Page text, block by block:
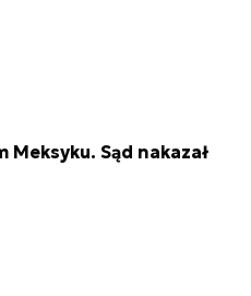
Meksyku. Sąd nakazał